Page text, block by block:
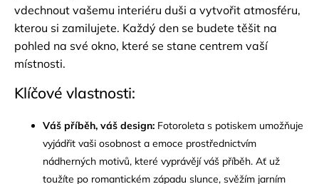
vdechnout vašemu interiéru duši a vytvořit atmosféru,
kterou si zamilujete. Každý den se budete těšit na
pohled na své okno, které se stane centrem vaší
místnosti.
Klíčové vlastnosti:
Váš příběh, váš design: Fotoroleta s potiskem umožňuje
vyjádřit vaši osobnost a emoce prostřednictvím
nádherných motivů, které vyprávějí váš příběh. Ať už
toužíte po romantickém západu slunce, svěžím jarním